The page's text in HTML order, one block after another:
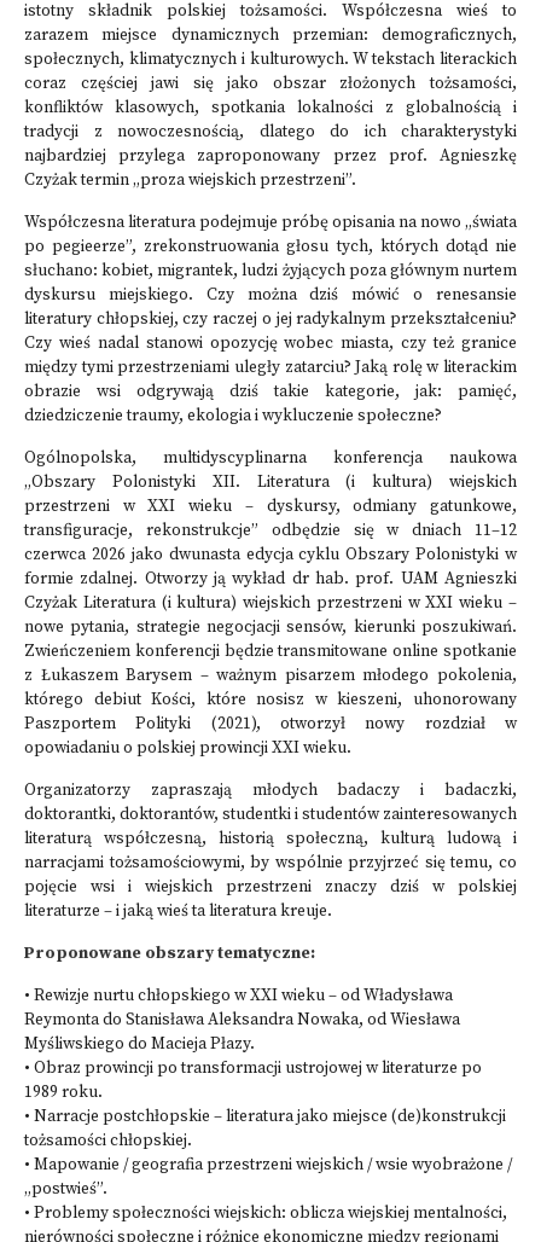
istotny składnik polskiej tożsamości. Współczesna wieś to
zarazem miejsce dynamicznych przemian: demograficznych,
społecznych, klimatycznych i kulturowych. W tekstach literackich
coraz częściej jawi się jako obszar złożonych tożsamości,
konfliktów klasowych, spotkania lokalności z globalnością i
tradycji z nowoczesnością, dlatego do ich charakterystyki
najbardziej przylega zaproponowany przez prof. Agnieszkę
Czyżak termin „proza wiejskich przestrzeni”.
Współczesna literatura podejmuje próbę opisania na nowo „świata
po pegieerze”, zrekonstruowania głosu tych, których dotąd nie
słuchano: kobiet, migrantek, ludzi żyjących poza głównym nurtem
dyskursu miejskiego. Czy można dziś mówić o renesansie
literatury chłopskiej, czy raczej o jej radykalnym przekształceniu?
Czy wieś nadal stanowi opozycję wobec miasta, czy też granice
między tymi przestrzeniami uległy zatarciu? Jaką rolę w literackim
obrazie wsi odgrywają dziś takie kategorie, jak: pamięć,
dziedziczenie traumy, ekologia i wykluczenie społeczne?
Ogólnopolska, multidyscyplinarna konferencja naukowa
„Obszary Polonistyki XII. Literatura (i kultura) wiejskich
przestrzeni w XXI wieku – dyskursy, odmiany gatunkowe,
transfiguracje, rekonstrukcje” odbędzie się w dniach 11–12
czerwca 2026 jako dwunasta edycja cyklu Obszary Polonistyki w
formie zdalnej. Otworzy ją wykład dr hab. prof. UAM Agnieszki
Czyżak Literatura (i kultura) wiejskich przestrzeni w XXI wieku –
nowe pytania, strategie negocjacji sensów, kierunki poszukiwań.
Zwieńczeniem konferencji będzie transmitowane online spotkanie
z Łukaszem Barysem – ważnym pisarzem młodego pokolenia,
którego debiut Kości, które nosisz w kieszeni, uhonorowany
Paszportem Polityki (2021), otworzył nowy rozdział w
opowiadaniu o polskiej prowincji XXI wieku.
Organizatorzy zapraszają młodych badaczy i badaczki,
doktorantki, doktorantów, studentki i studentów zainteresowanych
literaturą współczesną, historią społeczną, kulturą ludową i
narracjami tożsamościowymi, by wspólnie przyjrzeć się temu, co
pojęcie wsi i wiejskich przestrzeni znaczy dziś w polskiej
literaturze – i jaką wieś ta literatura kreuje.
Proponowane obszary tematyczne:
• Rewizje nurtu chłopskiego w XXI wieku – od Władysława
Reymonta do Stanisława Aleksandra Nowaka, od Wiesława
Myśliwskiego do Macieja Płazy.
• Obraz prowincji po transformacji ustrojowej w literaturze po
1989 roku.
• Narracje postchłopskie – literatura jako miejsce (de)konstrukcji
tożsamości chłopskiej.
• Mapowanie / geografia przestrzeni wiejskich / wsie wyobrażone /
„postwieś”.
• Problemy społeczności wiejskich: oblicza wiejskiej mentalności,
nierówności społeczne i różnice ekonomiczne między regionami